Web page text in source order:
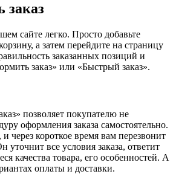
заказ
сайте легко. Просто добавьте
а затем перейдите на страницу
заказанных позиций и
заказ» или «Быстрый заказ».
позволяет покупателю не
оформления заказа самостоятельно.
через короткое время вам перезвонит
уточнит все условия заказа, ответит
качества товара, его особенностей. А
оплаты и доставки.